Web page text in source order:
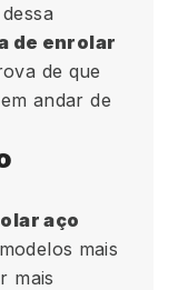
de enrolar
de que
andar de
aço
mais
mais